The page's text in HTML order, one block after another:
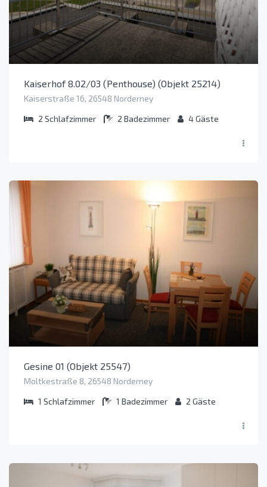
Kaiserhof 8.02/03 (Penthouse) (Objekt 25214)
Kaiserstraße 16, 26548 Norderney
2 Schlafzimmer 2 Badezimmer 4Gäste
Gesine 01 (Objekt 25547)
Moltkestraße 8, 26548 Norderney
1 Schlafzimmer 1 Badezimmer 2 Gäste